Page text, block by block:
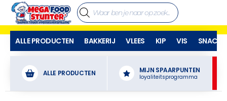
ALLE PRODUCTEN BAKKERIJ VLEES KIP VIS SNACKS
ALLE PRODUCTEN MIJN SPAARPUNTEN
loyaliteitsprogramma